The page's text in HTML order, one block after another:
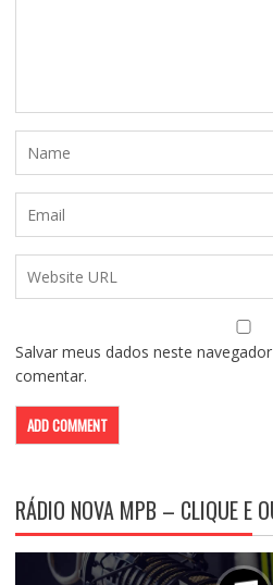
Salvar meus dados neste
comentar.
RÁDIO NOVA MPB – CLIQUE E